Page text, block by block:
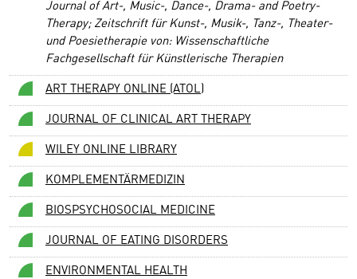
Journal of Art-, Music-, Dance-, Drama- and Poetry-
Therapy; Zeitschrift für Kunst-, Musik-, Tanz-, Theater-
und Poesietherapie von: Wissenschaftliche
Fachgesellschaft für Künstlerische Therapien
ART THERAPY ONLINE (ATOL)
JOURNAL OF CLINICAL ART THERAPY
WILEY ONLINE LIBRARY
KOMPLEMENTÄRMEDIZIN
BIOSPSYCHOSOCIAL MEDICINE
JOURNAL OF EATING DISORDERS
ENVIRONMENTAL HEALTH